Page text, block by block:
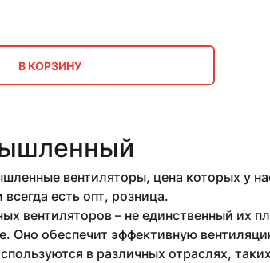
В КОРЗИНУ
вентиляторы, цена которых у
есть опт, розница.
вентиляторов – не единственный их
Оно обеспечит эффективную
в различных отраслях,